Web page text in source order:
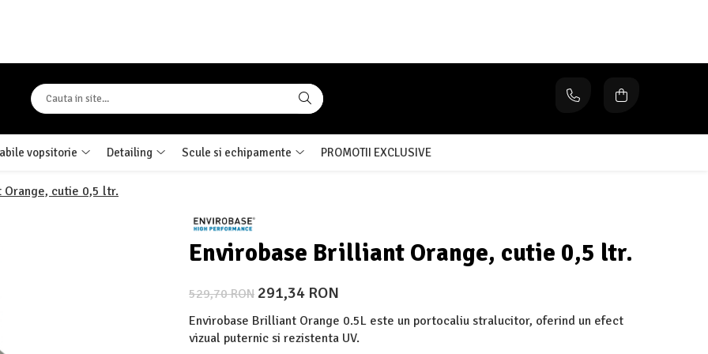
vopsitorie Detailing Scule si echipamente PROMOTII EXCLUSIVE
Orange, cutie 0,5 ltr.
Envirobase Brilliant Orange, cutie 0,5 ltr.
529,70 RON 291,34 RON
Envirobase Brilliant Orange 0.5L este un portocaliu stralucitor, oferind un efect
vizual puternic si rezistenta UV.